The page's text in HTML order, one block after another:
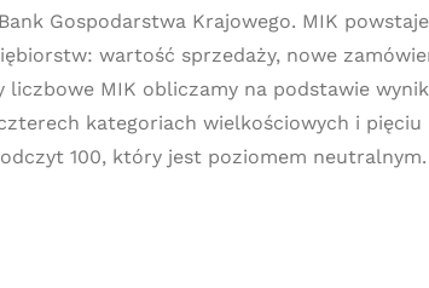
Gospodarstwa Krajowego. MIK
wartość sprzedaży, nowe
liczbowe MIK obliczamy na podstawie
kategoriach wielkościowych i
100, który jest poziomem neutralnym.